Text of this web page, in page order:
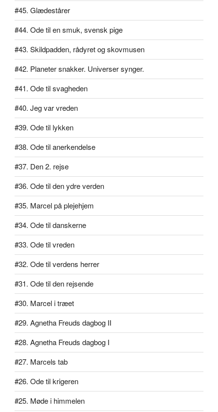
#45. Glædestårer
#44. Ode til en smuk, svensk pige
#43. Skildpadden, rådyret og skovmusen
#42. Planeter snakker. Universer synger.
#41. Ode til svagheden
#40. Jeg var vreden
#39. Ode til lykken
#38. Ode til anerkendelse
#37. Den 2. rejse
#36. Ode til den ydre verden
#35. Marcel på plejehjem
#34. Ode til danskerne
#33. Ode til vreden
#32. Ode til verdens herrer
#31. Ode til den rejsende
#30. Marcel i træet
#29. Agnetha Freuds dagbog II
#28. Agnetha Freuds dagbog I
#27. Marcels tab
#26. Ode til krigeren
#25. Møde i himmelen